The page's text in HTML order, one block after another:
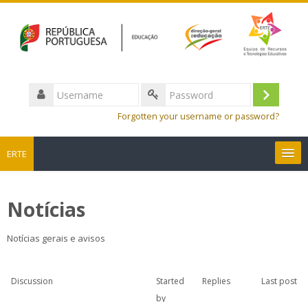
Username
Log
Forgotten your username or password?
ERTE
Notícias
Notícias gerais e avisos
Discussion
Started
by
Replies Last post